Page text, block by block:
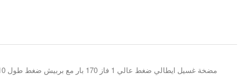
مضخة غسيل ايطالي ضغط عالي 1 فاز 170 بار مع بربيش ضغط طول 10 متر مع فرد غسيل